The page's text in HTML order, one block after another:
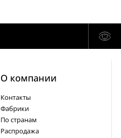
О компании
Контакты
Фабрики
По странам
Распродажа